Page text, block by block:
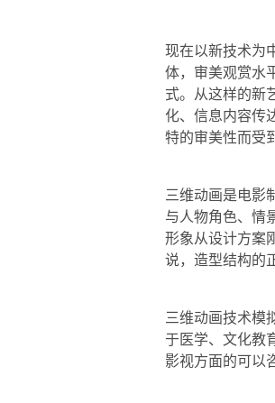
现在以新技术为
体，审美观赏水
式。从这样的新
化、信息内容传
特的审美性而受
三维动画是电影
与人物角色、情
形象从设计方案
说，造型结构的
三维动画技术模
于医学、文化教
影视方面的可以